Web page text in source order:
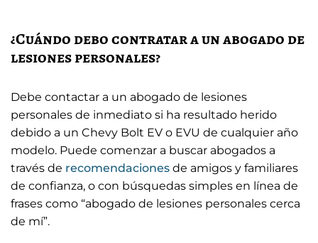
¿Cuándo debo contratar a un abogado de
lesiones personales?
Debe contactar a un abogado de lesiones
personales de inmediato si ha resultado herido
debido a un Chevy Bolt EV o EVU de cualquier año
modelo. Puede comenzar a buscar abogados a
través de recomendaciones de amigos y familiares
de confianza, o con búsquedas simples en línea de
frases como “abogado de lesiones personales cerca
de mí”.